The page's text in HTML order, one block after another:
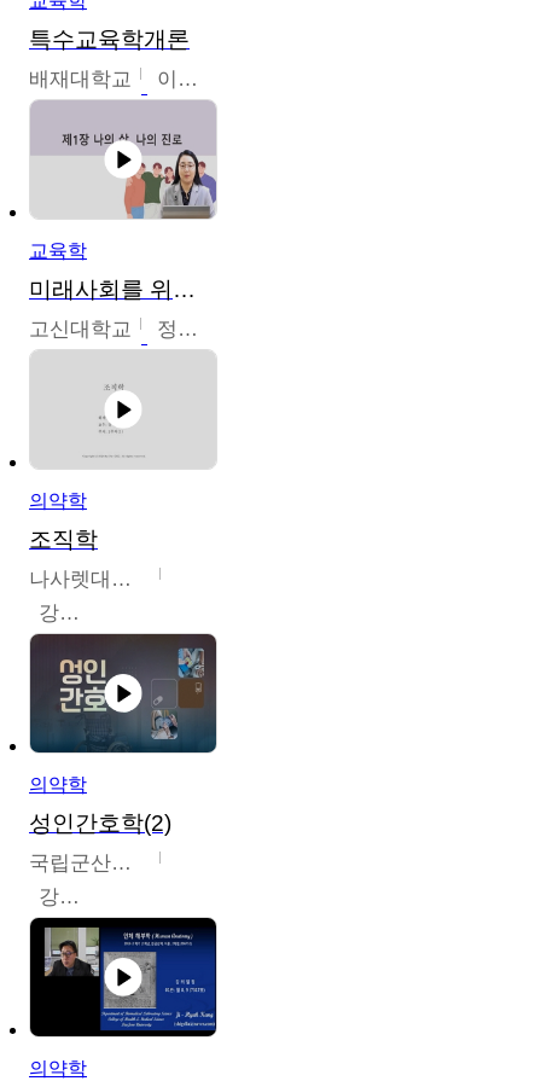
특수교육학개론
배재대학교 이현주
교육학
미래사회를 위한 진로 탐색 및 설계
고신대학교 정주영
의약학
조직학
나사렛대학교
강지언
의약학
성인간호학(2)
국립군산대학교
강경아
의약학